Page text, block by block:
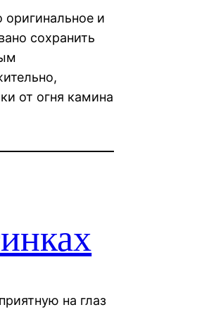
оригинальное и
сохранить
от огня камина
на глаз